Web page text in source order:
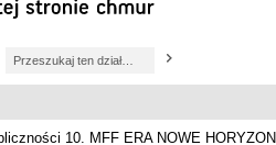
10. MFF ERA NOWE